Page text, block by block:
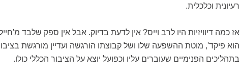
רעיונית וכלכלית.
אז כמה דיוויזיות היו לרב וייס? אין לדעת בדיוק. אבל אין ספק שלבד
הוא פיקד', מוטת ההשפעה שלו ושל קבוצתו הורגשה ועדיין מורגשת
בתהליכים הפנימיים שעוברים עליו וכפועל יוצא על הציבור הכללי כולו.